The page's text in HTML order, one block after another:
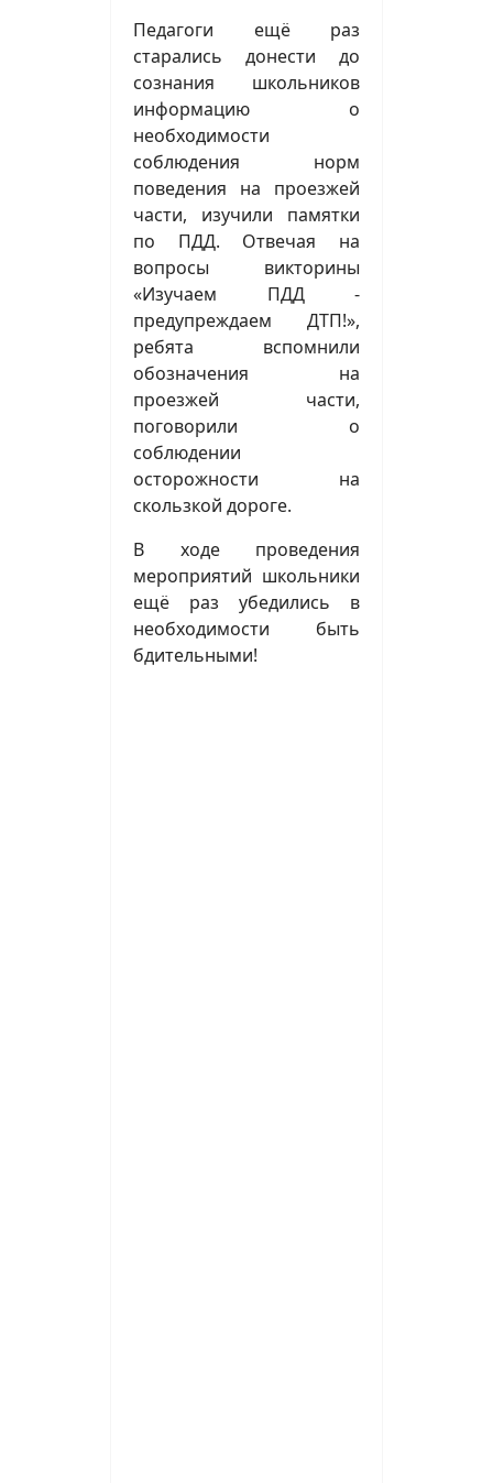
Педагоги ещё раз
старались донести до
сознания школьников
информацию о
необходимости
соблюдения норм
поведения на проезжей
части, изучили памятки
по ПДД. Отвечая на
вопросы викторины
«Изучаем ПДД -
предупреждаем ДТП!»,
ребята вспомнили
обозначения на
проезжей части,
поговорили о
соблюдении
осторожности на
скользкой дороге.
В ходе проведения
мероприятий школьники
ещё раз убедились в
необходимости быть
бдительными!